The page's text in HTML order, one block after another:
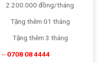
2.200.000 đồng/tháng
Tặng thêm 01 tháng
Tặng thêm 3 tháng
-- 0708 08 4444